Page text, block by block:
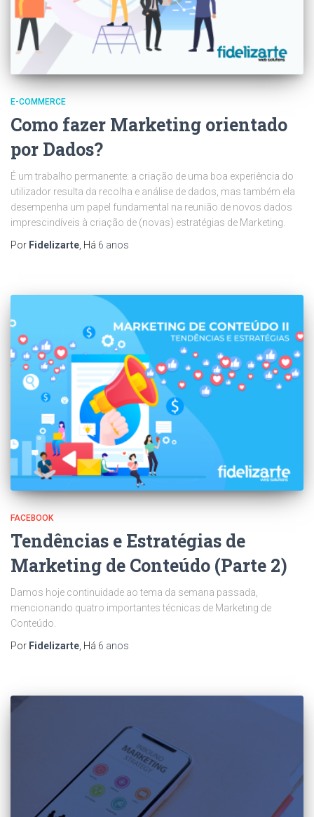
E-COMMERCE
Como fazer Marketing orientado
por Dados?
É um trabalho permanente: a criação de uma boa experiência do
utilizador resulta da recolha e análise de dados, mas também ela
desempenha um papel fundamental na reunião de novos dados
imprescindíveis à criação de (novas) estratégias de Marketing.
Por Fidelizarte, Há 6 anos
FACEBOOK
Tendências e Estratégias de
Marketing de Conteúdo (Parte 2)
Damos hoje continuidade ao tema da semana passada,
mencionando quatro importantes técnicas de Marketing de
Conteúdo.
Por Fidelizarte , Há 6 anos